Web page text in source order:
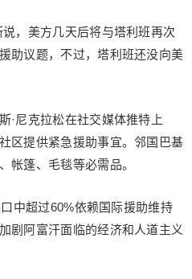
，美方几天后将与塔利班再次
助议题，不过，塔利班还没向美
·尼克拉松在社交媒体推特上
区提供紧急援助事宜。邻国巴基
帐篷、毛毯等必需品。
中超过60%依赖国际援助维持
剧阿富汗面临的经济和人道主义